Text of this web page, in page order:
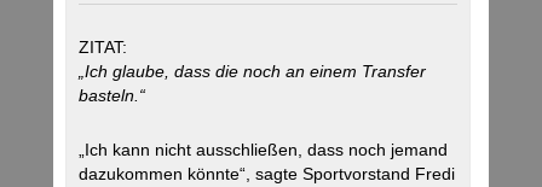
ZITAT:
„Ich glaube, dass die noch an einem Transfer
basteln.“
„Ich kann nicht ausschließen, dass noch jemand
dazukommen könnte“, sagte Sportvorstand Fredi